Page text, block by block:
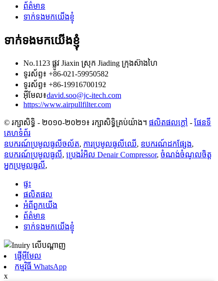
ព័ត៌មាន
ទាក់ទងមកយើងខ្ញុំ
ទាក់ទងមកយើងខ្ញុំ
No.1123 ផ្លូវ Jiaxin ស្រុក Jiading ក្រុងស៊ាងហៃ
ទូរស័ព្ទ៖ +86-021-59950582
ទូរស័ព្ទ៖ +86-19916700192
អ៊ីមែល៖david.soo@jc-itech.com
https://www.airpullfilter.com
© រក្សាសិទ្ធិ - ២០១០-២០២១៖ រក្សាសិទ្ធិគ្រប់យ៉ាង។ ផលិតផលក្តៅ - ផែនទី
គេហទំព័រ
ឧបករណ៍ប្រមូលធូលីចល័ត, ការប្រមូលធូលីឈើ, ឧបករណ៍ដកផ្សែង,
ឧបករណ៍ប្រមូលធូលី, ប្រេងរំអិល Denair Compressor, ចំណង់ចំណូលចិត្ត
អ្នកប្រមូលធូលី,
ផ្ទះ
ផលិតផល
អំពីពួកយើង
ព័ត៌មាន
ទាក់ទងមកយើងខ្ញុំ
ផ្ញើអ៊ីមែល
កម្មវិធី WhatsApp
x